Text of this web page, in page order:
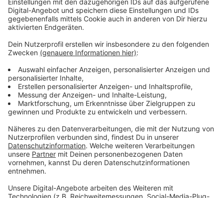
Anzeige
treibt Jürgen Bangert nun als "Elvis Eifel" seine Späße
Aber selbst seine 'Opfer' müssen am Ende mit lachen -
wenn auch nicht immer. Und weil ihr nicht genug von
ihm bekommen könnt, ist Elvis nun unter die Podcaster
gegangen. Somit steht euch Elvis rund um die Uhr zur
"Directors-Cut" - die Original-Telefonate in längerer
Version. Elvis wird sich mit Kollegen und ehemaligen
"Opfern" über die Telefonate aus den letzten zwei
Jahrzehnten unterhalten. Wir erfahren auch, wie es ihm
Schleudern gekommen ist. Viel Spaß beim Zuhören und